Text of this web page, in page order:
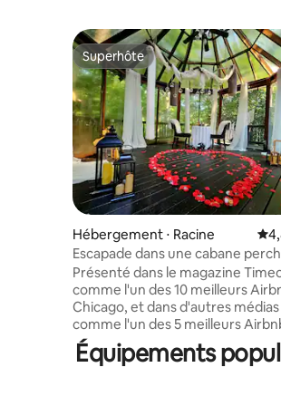
Superhôte
Superhôte
Hébergement ⋅ Racine
Escapade dans une cabane
Wisconsin !
Présenté dans le magazine
comme l'un des 10 meilleurs
Chicago, et dans d'autres médias
comme l'un des 5 meilleurs
Wisconsin et le plus romantique,
espace offre une expérience
Équipements